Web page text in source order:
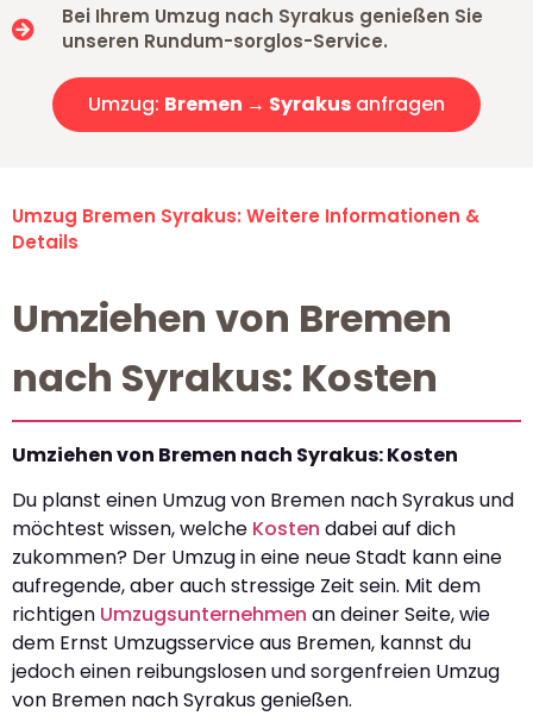
Bei Ihrem Umzug nach Syrakus genießen Sie
unseren Rundum-sorglos-Service.
Umzug: Bremen → Syrakus anfragen
Umzug Bremen Syrakus: Weitere Informationen &
Details
Umziehen von Bremen
nach Syrakus: Kosten
Umziehen von Bremen nach Syrakus: Kosten
Du planst einen Umzug von Bremen nach Syrakus und
möchtest wissen, welche Kosten dabei auf dich
zukommen? Der Umzug in eine neue Stadt kann eine
aufregende, aber auch stressige Zeit sein. Mit dem
richtigen Umzugsunternehmen an deiner Seite, wie
dem Ernst Umzugsservice aus Bremen, kannst du
jedoch einen reibungslosen und sorgenfreien Umzug
von Bremen nach Syrakus genießen.